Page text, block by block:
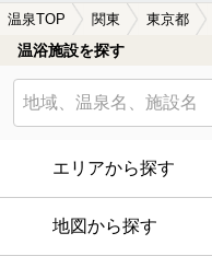
温泉TOP 関東 東京都
温浴施設を探す
エリアから探す
地図から探す